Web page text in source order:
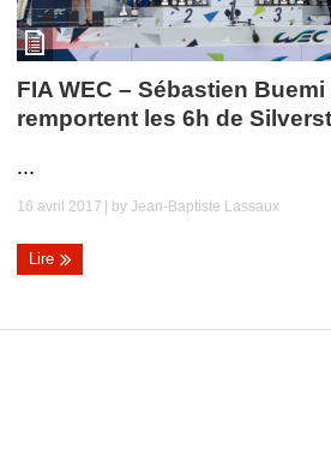
FIA WEC – Sébastien
remportent les 6h de
...
16 avril 2017 | byJean-Baptiste Lassaux
Lire